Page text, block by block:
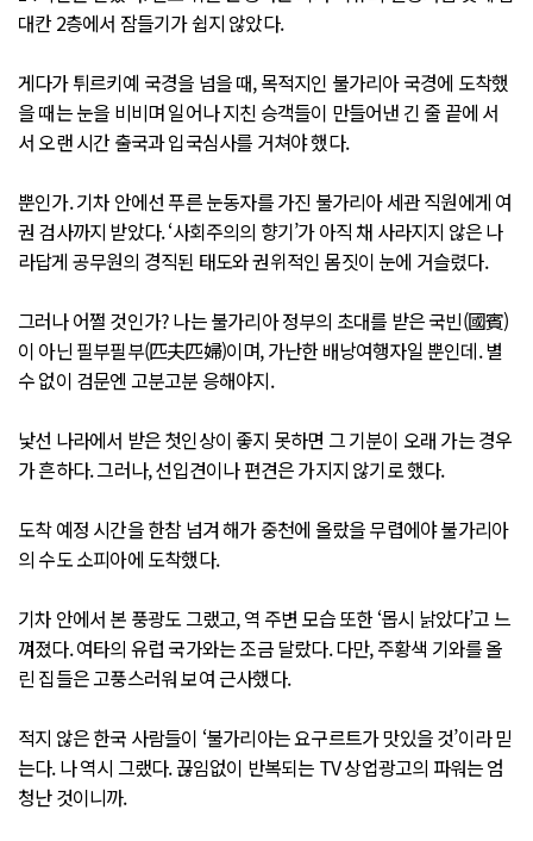
대칸 2층에서 잠들기가 쉽지 않았다.
게다가 튀르키예 국경을 넘을 때, 목적지인 불가리아 국경에 도착했
을 때는 눈을 비비며 일어나 지친 승객들이 만들어낸 긴 줄 끝에 서
서 오랜 시간 출국과 입국심사를 거쳐야 했다.
뿐인가. 기차 안에선 푸른 눈동자를 가진 불가리아 세관 직원에게 여
권 검사까지 받았다. ‘사회주의의 향기’가 아직 채 사라지지 않은 나
라답게 공무원의 경직된 태도와 권위적인 몸짓이 눈에 거슬렸다.
그러나 어쩔 것인가? 나는 불가리아 정부의 초대를 받은 국빈(國賓)
이 아닌 필부필부(匹夫匹婦)이며, 가난한 배낭여행자일 뿐인데. 별
수 없이 검문엔 고분고분 응해야지.
낯선 나라에서 받은 첫인상이 좋지 못하면 그 기분이 오래 가는 경우
가 흔하다. 그러나, 선입견이나 편견은 가지지 않기로 했다.
도착 예정 시간을 한참 넘겨 해가 중천에 올랐을 무렵에야 불가리아
의 수도 소피아에 도착했다.
기차 안에서 본 풍광도 그랬고, 역 주변 모습 또한 ‘몹시 낡았다’고 느
껴졌다. 여타의 유럽 국가와는 조금 달랐다. 다만, 주황색 기와를 올
린 집들은 고풍스러워 보여 근사했다.
적지 않은 한국 사람들이 ‘불가리아는 요구르트가 맛있을 것’이라 믿
는다. 나 역시 그랬다. 끊임없이 반복되는 TV 상업광고의 파워는 엄
청난 것이니까.